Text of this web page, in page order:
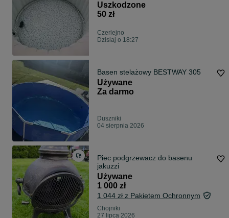
Uszkodzone
50 zł
Czerlejno
Dzisiaj o 18:27
Basen stelażowy BESTWAY 305
Używane
Za darmo
Duszniki
04 sierpnia 2026
Piec podgrzewacz do basenu
jakuzzi
Używane
1 000 zł
1 044 zł z Pakietem Ochronnym
Chojniki
27 lipca 2026